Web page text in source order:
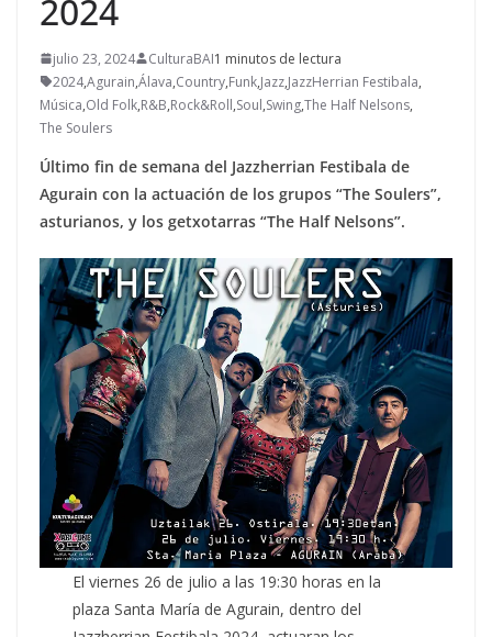
2024
julio 23, 2024 CulturaBAI1 minutos de lectura
2024,Agurain,Álava,Country,Funk,Jazz,JazzHerrian Festibala,
Música,Old Folk,R&B,Rock&Roll,Soul,Swing,The Half Nelsons,
The Soulers
Último fin de semana del Jazzherrian Festibala de
Agurain con la actuación de los grupos “The Soulers”,
asturianos, y los getxotarras “The Half Nelsons”.
El viernes 26 de julio a las 19:30 horas en la
plaza Santa María de Agurain, dentro del